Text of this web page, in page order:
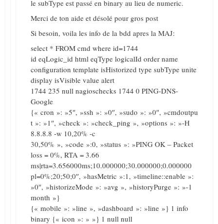
le subType est passé en binary au lieu de numeric.
Merci de ton aide et désolé pour gros post
Si besoin, voila les info de la bdd apres la MAJ:
select * FROM cmd where id=1744
id eqLogic_id html eqType logicalId order name
configuration template isHistorized type subType unite
display isVisible value alert
1744 235 null nagioschecks 1744 0 PING-DNS-
Google
{« cron »: »5″, »ssh »: »0″, »sudo »: »0″, »cmdoutpu
t »: »1″, »check »: »check_ping », »options »: »-H
8.8.8.8 -w 10,20% -c
30,50% », »code »:0, »status »: »PING OK – Packet
loss = 0%, RTA = 3.66
ms|rta=3.656000ms;10.000000;30.000000;0.000000
pl=0%;20;50;0″, »hasMetric »:1, »timeline::enable »:
»0″, »historizeMode »: »avg », »historyPurge »: »-1
month »}
{« mobile »: »line », »dashboard »: »line »} 1 info
binary {« icon »: » »} 1 null null